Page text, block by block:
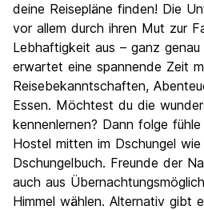
deine Reisepläne finden! Die
vor allem durch ihren Mut zur
Lebhaftigkeit aus – ganz
erwartet eine spannende Zeit
Reisebekanntschaften,
Essen. Möchtest du die
kennenlernen? Dann folge
Hostel mitten im Dschungel
Dschungelbuch. Freunde der
auch aus
Himmel wählen. Alternativ gibt